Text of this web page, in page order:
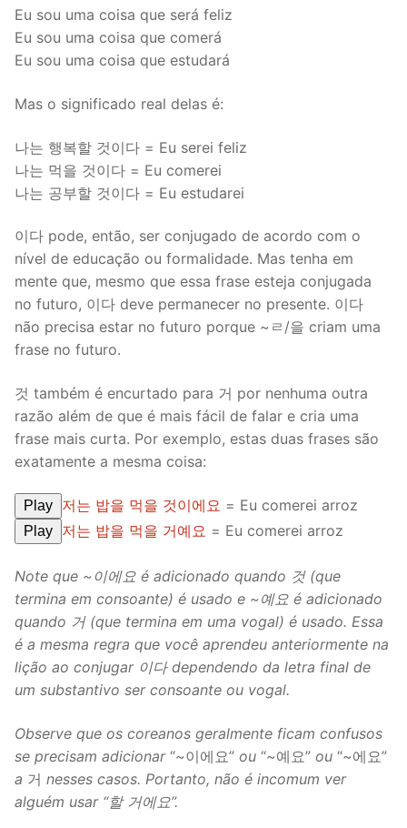
Eu sou uma coisa que será feliz
Eu sou uma coisa que comerá
Eu sou uma coisa que estudará
Mas o significado real delas é:
나는 행복할 것이다 = Eu serei feliz
나는 먹을 것이다 = Eu comerei
나는 공부할 것이다 = Eu estudarei
이다 pode, então, ser conjugado de acordo com o
nível de educação ou formalidade. Mas tenha em
mente que, mesmo que essa frase esteja conjugada
no futuro, 이다 deve permanecer no presente. 이다
não precisa estar no futuro porque ~ㄹ/을 criam uma
frase no futuro.
것 também é encurtado para 거 por nenhuma outra
razão além de que é mais fácil de falar e cria uma
frase mais curta. Por exemplo, estas duas frases são
exatamente a mesma coisa:
Play 저는 밥을 먹을 것이에요 = Eu comerei arroz
Play 저는 밥을 먹을 거예요 = Eu comerei arroz
Note que ~이에요 é adicionado quando 것 (que
termina em consoante) é usado e ~예요 é adicionado
quando 거 (que termina em uma vogal) é usado. Essa
é a mesma regra que você aprendeu anteriormente na
lição ao conjugar 이다 dependendo da letra final de
um substantivo ser consoante ou vogal.
Observe que os coreanos geralmente ficam confusos
se precisam adicionar “~이에요” ou “~예요” ou “~에요”
a 거 nesses casos. Portanto, não é incomum ver
alguém usar “할 거에요”.